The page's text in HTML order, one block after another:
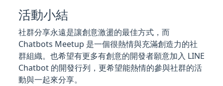
活動小結
社群分享永遠是讓創意激盪的最佳方式，而
Chatbots Meetup 是一個很熱情與充滿創造力的社
群組織。也希望有更多有創意的開發者願意加入 LINE
Chatbot 的開發行列，更希望能熱情的參與社群的活
動與一起來分享。